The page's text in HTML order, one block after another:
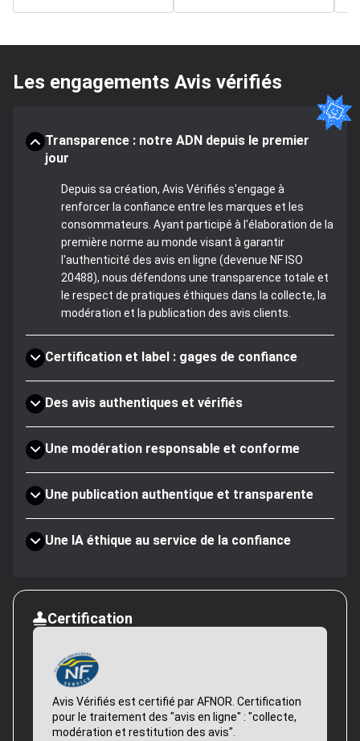
Les engagements Avis vérifiés
Transparence : notre ADN depuis le premier
jour
Depuis sa création, Avis Vérifiés s'engage à
renforcer la confiance entre les marques et les
consommateurs. Ayant participé à l'élaboration de la
première norme au monde visant à garantir
l'authenticité des avis en ligne (devenue NF ISO
20488), nous défendons une transparence totale et
le respect de pratiques éthiques dans la collecte, la
modération et la publication des avis clients.
Certification et label : gages de confiance
Des avis authentiques et vérifiés
Une modération responsable et conforme
Une publication authentique et transparente
Une IA éthique au service de la confiance
Certification
Avis Vérifiés est certifié par AFNOR. Certification
pour le traitement des "avis en ligne" : "collecte,
modération et restitution des avis".